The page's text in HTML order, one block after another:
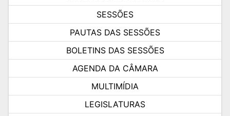
SESSÕES
PAUTAS DAS SESSÕES
BOLETINS DAS SESSÕES
AGENDA DA CÂMARA
MULTIMÍDIA
LEGISLATURAS